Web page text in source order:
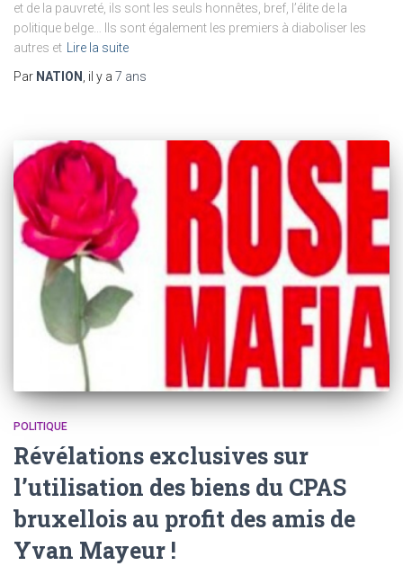
et de la pauvreté, ils sont les seuls honnêtes, bref, l’élite de la
politique belge… Ils sont également les premiers à diaboliser les
autres et Lire la suite
Par NATION , il y a 7 ans
POLITIQUE
Révélations exclusives sur
l’utilisation des biens du CPAS
bruxellois au profit des amis de
Yvan Mayeur !